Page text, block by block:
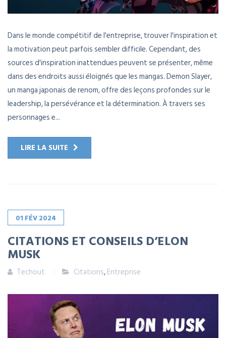
Dans le monde compétitif de l'entreprise, trouver l'inspiration et
la motivation peut parfois sembler difficile. Cependant, des
sources d'inspiration inattendues peuvent se présenter, même
dans des endroits aussi éloignés que les mangas. Demon Slayer,
un manga japonais de renom, offre des leçons profondes sur le
leadership, la persévérance et la détermination. À travers ses
personnages e...
LIRE LA SUITE
01 FÉV2024
CITATIONS ET CONSEILS D’ELON
MUSK
Techout Citations,Entreprise